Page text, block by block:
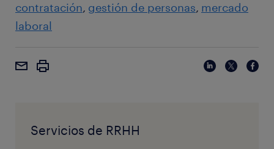
contratación gestión de personas mercado
laboral
Servicios de RRHH